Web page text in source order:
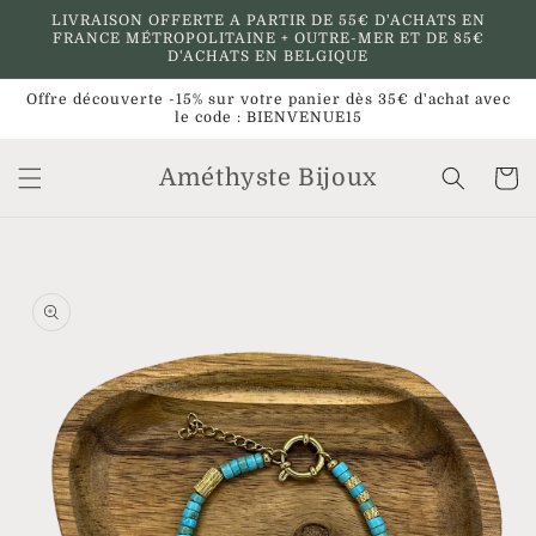
passer
au
LIVRAISON OFFERTE A PARTIR DE 55€ D'ACHATS EN
FRANCE MÉTROPOLITAINE + OUTRE-MER ET DE 85€
D'ACHATS EN BELGIQUE
Offre découverte -15% sur votre panier dès 35€ d'achat avec
le code : BIENVENUE15
Améthyste Bijoux Panier
informations